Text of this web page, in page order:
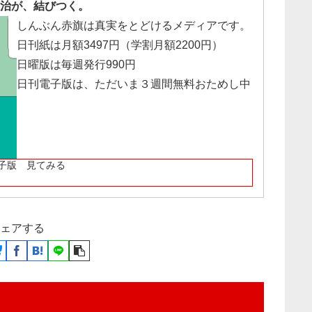
が、結びつく。
しんぶん赤旗は真実をとどけるメディアです。
日刊紙は月額3497円（学割月額2200円）
日曜版は毎週発行990円
日刊電子版は、ただいま３週間無料おためし中
版 見てみる
アする